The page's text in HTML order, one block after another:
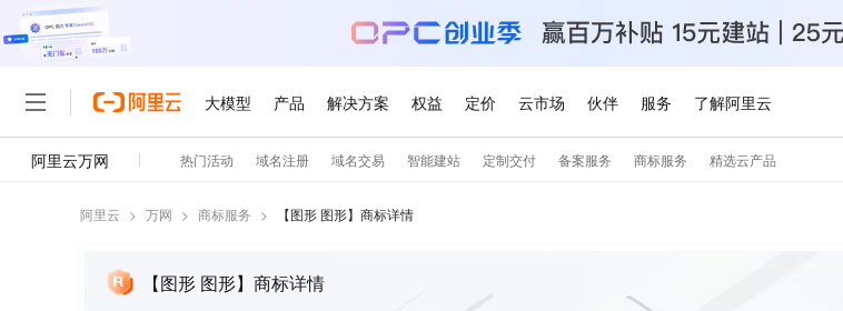
阿里云 > 万网 > 商标服务 > 【图形 图形】商标详情
【图形 图形】商标详情